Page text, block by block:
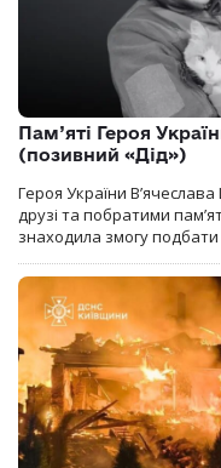
Пам’яті Героя
(позивний «Дід»)
Героя України
друзі та побратими
знаходила змогу